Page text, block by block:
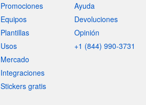
Promociones
Equipos
Plantillas
Usos
Mercado
Integraciones
Stickers gratis
Ayuda
Devoluciones
Opinión
+1 (844) 990-3731